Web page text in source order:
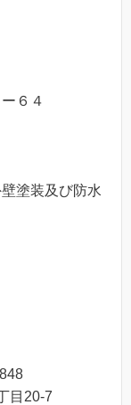
６４
塗装及び防水
目20-7